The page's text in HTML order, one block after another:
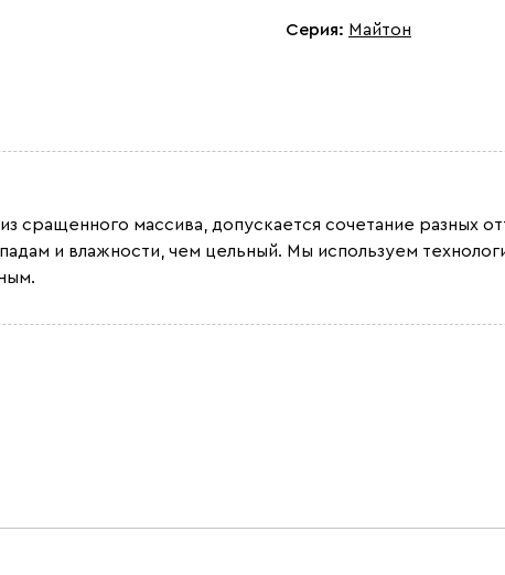
Серия: Майтон
сращенного массива, допускается сочетание разных
и влажности, чем цельный. Мы используем